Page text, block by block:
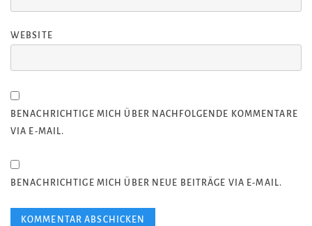
WEBSITE
BENACHRICHTIGE MICH ÜBER NACHFOLGENDE KOMMENTARE
VIA E-MAIL.
BENACHRICHTIGE MICH ÜBER NEUE BEITRÄGE VIA E-MAIL.